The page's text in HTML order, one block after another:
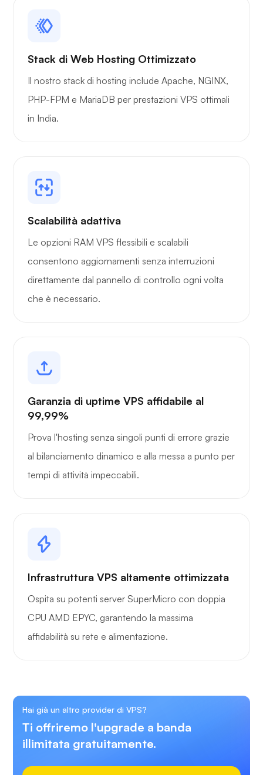
Stack di Web Hosting Ottimizzato
Il nostro stack di hosting include Apache, NGINX,
PHP-FPM e MariaDB per prestazioni VPS ottimali
in India.
Scalabilità adattiva
Le opzioni RAM VPS flessibili e scalabili
consentono aggiornamenti senza interruzioni
direttamente dal pannello di controllo ogni volta
che è necessario.
Garanzia di uptime VPS affidabile al
99,99%
Prova l'hosting senza singoli punti di errore grazie
al bilanciamento dinamico e alla messa a punto per
tempi di attività impeccabili.
Infrastruttura VPS altamente ottimizzata
Ospita su potenti server SuperMicro con doppia
CPU AMD EPYC, garantendo la massima
affidabilità su rete e alimentazione.
Hai già un altro provider di VPS?
Ti offriremo l'upgrade a banda
illimitata gratuitamente.